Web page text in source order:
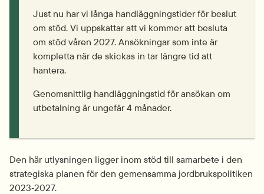
Just nu har vi långa handläggningstider för beslut
om stöd. Vi uppskattar att vi kommer att besluta
om stöd våren 2027. Ansökningar som inte är
kompletta när de skickas in tar längre tid att
hantera.
Genomsnittlig handläggningstid för ansökan om
utbetalning är ungefär 4 månader.
Den här utlysningen ligger inom stöd till samarbete i den
strategiska planen för den gemensamma jordbrukspolitiken
2023‑2027.